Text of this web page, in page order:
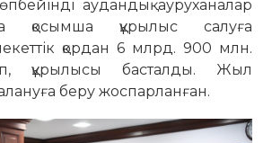
аудандық ауруханалар
қосымша құрылыс салуға
қордан 6 млрд. 900 млн.
құрылысы басталды. Жыл
беру жоспарланған.